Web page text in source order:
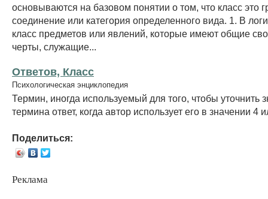
основываются на базовом понятии о том, что класс это
соединение или категория определенного вида. 1. В
класс предметов или явлений, которые имеют общие
черты, служащие...
Ответов, Класс
Психологическая энциклопедия
Термин, иногда используемый для того, чтобы уточнить
термина ответ, когда автор использует его в значении 4
Поделиться:
Реклама